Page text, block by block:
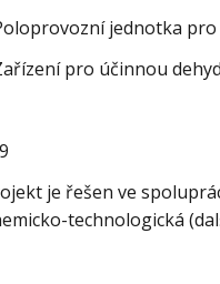
jednotka pro
pro účinnou
je řešen ve
technologická